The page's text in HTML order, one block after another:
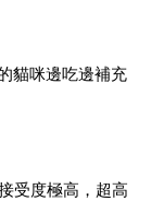
貓咪邊吃邊補充
受度極高，超高